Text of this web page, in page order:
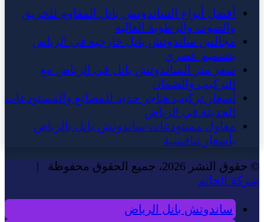
أفضل أنواع الساندوتش بانل المقاوم للحريق
والصوت والرطوبة العالية
مجالس ساندوتش بانل خارجية في الرياض
بتصميم عصري
سعر متر الساندوتش بانل في الرياض مع
التركيب والضمان
أسعار تركيب هناجر حديد للمصانع والمستودعات
الحديثة في الرياض
مقاول مستودعات ساندوتش بانل بالرياض
بأسعار تنافسية
© حقوق النشر 2026، جميع الحقوق محفوظة |
شركة الحاتم
ساندوتش بانل الرياض